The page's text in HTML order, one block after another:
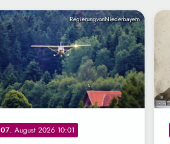
RegierungvonNiederbayern
07. August 2026 10:01